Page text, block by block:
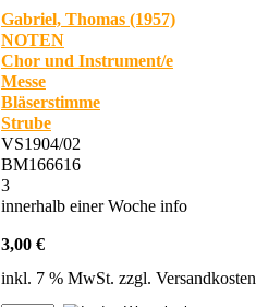
Gabriel, Thomas (1957)
NOTEN
Chor und Instrument/e
Messe
Bläserstimme
Strube
VS1904/02
BM166616
3
innerhalb einer Woche info
3,00 €
inkl. 7 % MwSt. zzgl. Versandkosten